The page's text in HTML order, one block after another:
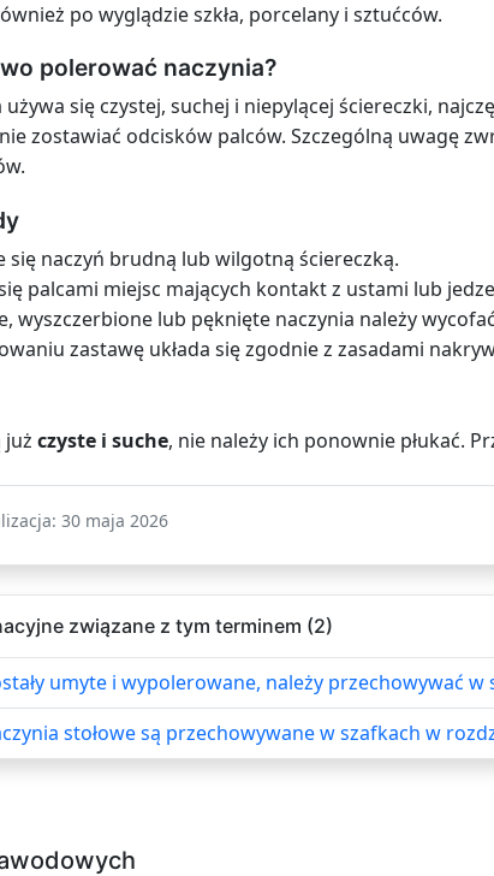
po wyglądzie szkła, porcelany i sztućców.
polerować naczynia?
się czystej, suchej i niepylącej ściereczki,
zostawiać odcisków palców. Szczególną uwagę
się naczyń brudną lub wilgotną ściereczką.
palcami miejsc mających kontakt z ustami lub
wyszczerbione lub pęknięte naczynia należy
zastawę układa się zgodnie z zasadami
już czyste i suche, nie należy ich ponownie płukać.
30 maja 2026
związane z tym terminem (2)
umyte i wypolerowane, należy przechowywać w
stołowe są przechowywane w szafkach w